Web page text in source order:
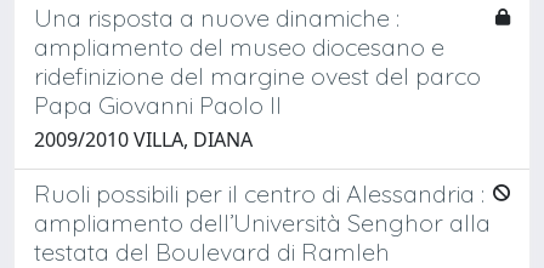
Una risposta a nuove dinamiche :
ampliamento del museo diocesano e
ridefinizione del margine ovest del parco
Papa Giovanni Paolo II
2009/2010 VILLA, DIANA
Ruoli possibili per il centro di Alessandria :
ampliamento dell’Università Senghor alla
testata del Boulevard di Ramleh